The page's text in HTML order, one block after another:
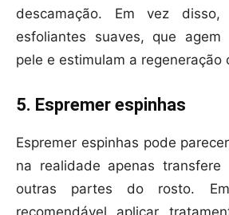
descamação. Em vez
esfoliantes suaves, que
pele e estimulam a regeneração
5. Espremer espinhas
Espremer espinhas pode
na realidade apenas transfere
outras partes do rosto.